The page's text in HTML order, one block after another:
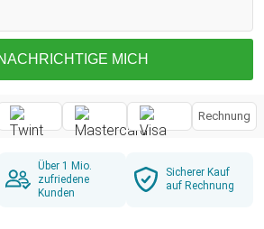
MICH
Rechnung
Über 1 Mio.
zufriedene
Kunden
Sicherer Kauf
auf Rechnung